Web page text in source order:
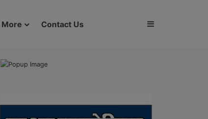
More Contact Us Sidebar